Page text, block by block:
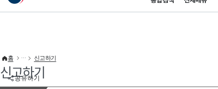
이 누리집은 대한민국 공식 전자정부 누리집입니다.
공유하기
홈 신고하기
신고하기